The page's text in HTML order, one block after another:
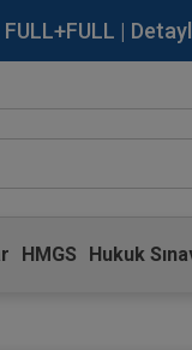
|
HMGS Hukuk